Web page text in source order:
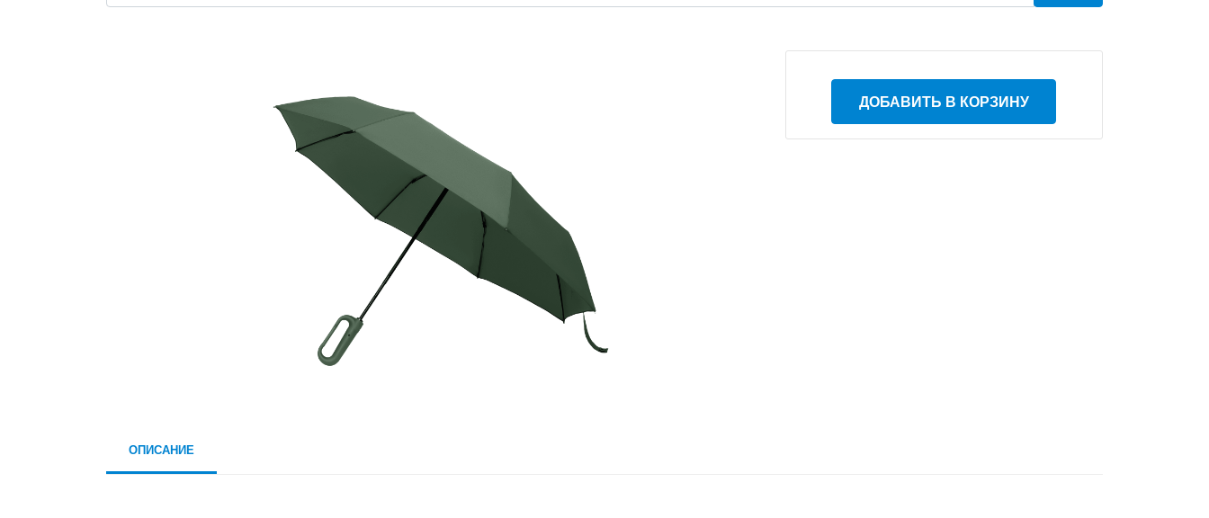
ДОБАВИТЬ В КОРЗИНУ
ОПИСАНИЕ